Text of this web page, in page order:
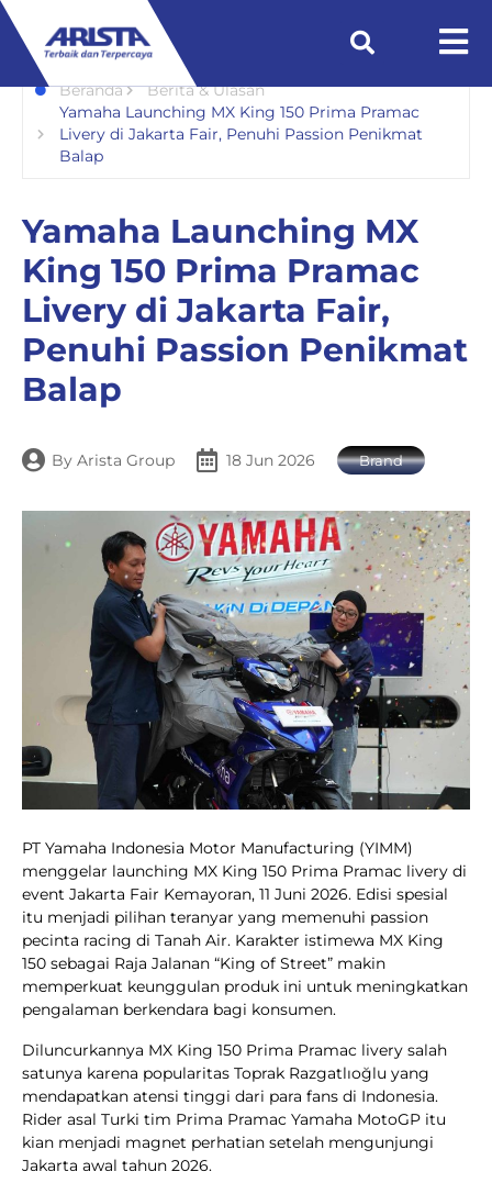
Beranda
Berita & Ulasan
Yamaha Launching MX King 150 Prima Pramac
Livery di Jakarta Fair, Penuhi Passion Penikmat
Balap
Yamaha Launching MX
King 150 Prima Pramac
Livery di Jakarta Fair,
Penuhi Passion Penikmat
Balap
By Arista Group 18 Jun 2026 Brand
PT Yamaha Indonesia Motor Manufacturing (YIMM)
menggelar launching MX King 150 Prima Pramac livery di
event Jakarta Fair Kemayoran, 11 Juni 2026. Edisi spesial
itu menjadi pilihan teranyar yang memenuhi passion
pecinta racing di Tanah Air. Karakter istimewa MX King
150 sebagai Raja Jalanan “King of Street” makin
memperkuat keunggulan produk ini untuk meningkatkan
pengalaman berkendara bagi konsumen.
Diluncurkannya MX King 150 Prima Pramac livery salah
satunya karena popularitas Toprak Razgatlıoğlu yang
mendapatkan atensi tinggi dari para fans di Indonesia.
Rider asal Turki tim Prima Pramac Yamaha MotoGP itu
kian menjadi magnet perhatian setelah mengunjungi
Jakarta awal tahun 2026.